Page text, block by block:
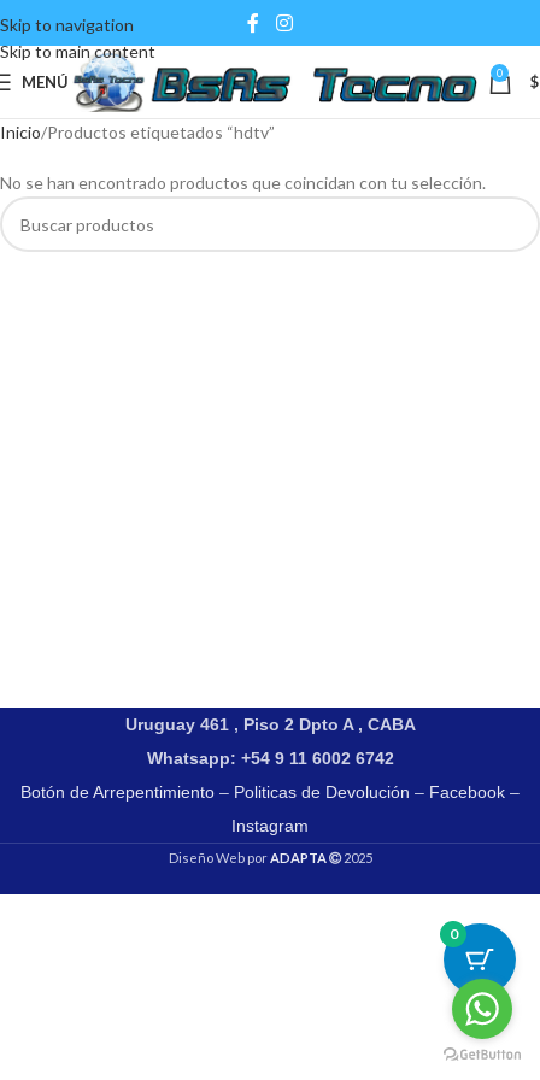
Skip to navigation
Skip to main content
MENÚ 0 $
Inicio Productos etiquetados “hdtv”
No se han encontrado productos que coincidan con tu selección.
Uruguay 461 , Piso 2 Dpto A , CABA
Whatsapp: +54 9 11 6002 6742
Botón de Arrepentimiento – Politicas de Devolución – Facebook –
Instagram
Diseño Web porADAPTA 2025
0